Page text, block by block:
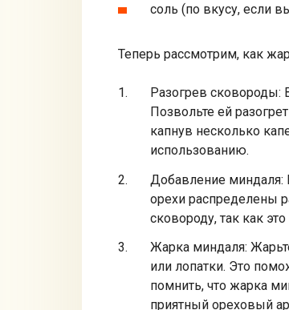
соль (по вкусу, если
Теперь рассмотрим, как
Разогрев сковороды:
Позвольте ей
капнув несколько
использованию.
Добавление миндаля:
орехи распределены
сковороду, так как
Жарка миндаля:
или лопатки. Это
помнить, что жарка
приятный ореховый